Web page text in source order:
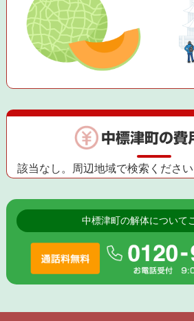
中標津町の費
該当なし。周辺地域で検索ください
中標津町の解体について